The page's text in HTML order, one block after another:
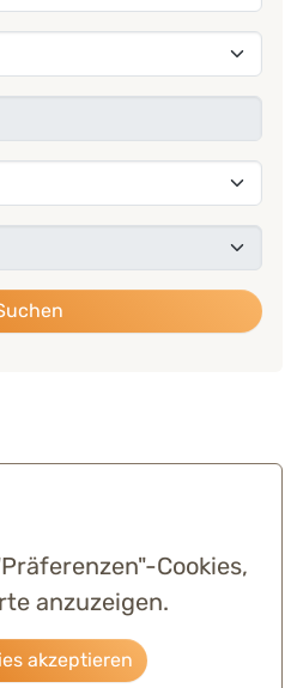
Cookies,
anzuzeigen.
akzeptieren